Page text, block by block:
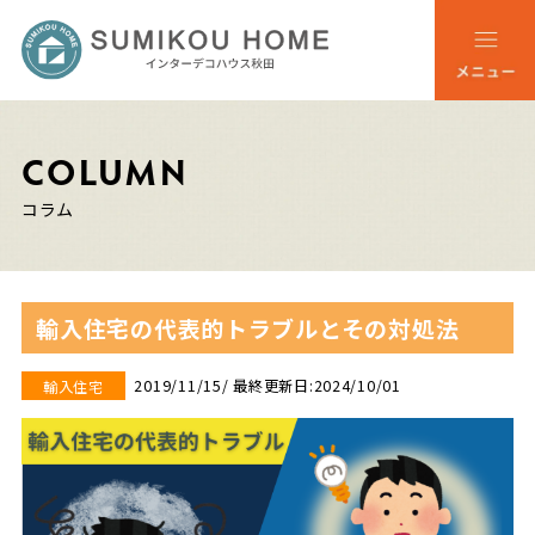
COLUMN
コラム
輸入住宅の代表的トラブルとその対処法
輸入住宅 2019/11/15/ 最終更新日:2024/10/01